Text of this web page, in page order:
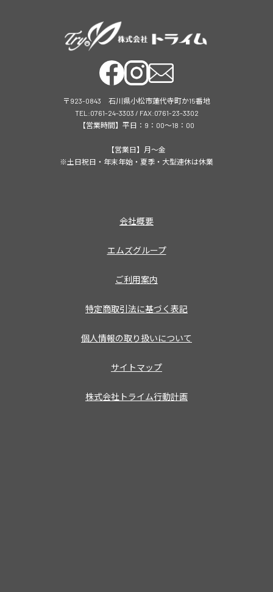
〒923-0843 石川県小松市蓮代寺町か15番地
TEL:0761-24-3303 / FAX:0761-23-3302
【営業時間】平日：9：00～18：00
【営業日】月～金
※土日祝日・年末年始・夏季・大型連休は休業
会社概要
エムズグループ
ご利用案内
特定商取引法に基づく表記
個人情報の取り扱いについて
サイトマップ
株式会社トライム行動計画